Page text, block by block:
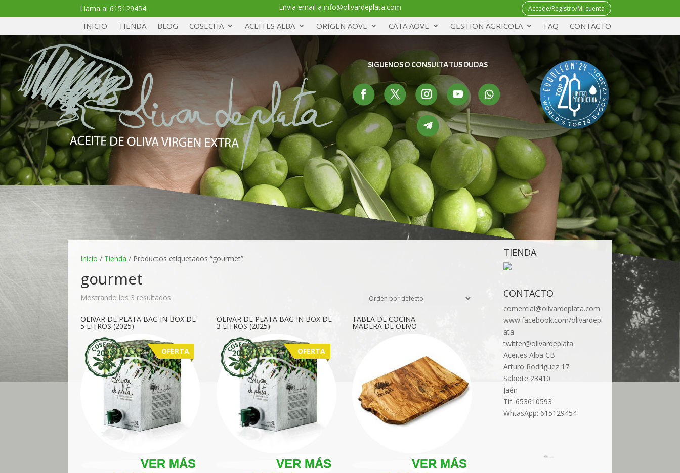
Llama al 615129454 Envia email a info@olivardeplata.com Accede/Registro/Mi cuenta
INICIO TIENDA BLOG COSECHA ACEITES ALBA ORIGEN AOVE CATA AOVE GESTION AGRICOLA FAQ CONTACTO
SIGUENOS O CONSULTA TUS DUDAS
Inicio / Tienda / Productos etiquetados “gourmet”
gourmet
Mostrando los 3 resultados
OLIVAR DE PLATA BAG IN BOX DE
5 LITROS (2025)
OFERTA
OLIVAR DE PLATA BAG IN BOX DE
3 LITROS (2025)
OFERTA
TABLA DE COCINA
MADERA DE OLIVO
TIENDA
CONTACTO
comercial@olivardeplata.com
www.facebook.com/olivardepl
ata
twitter@olivardeplata
Aceites Alba CB
Arturo Rodríguez 17
Sabiote 23410
Jaén
Tlf: 653610593
WhtasApp: 615129454